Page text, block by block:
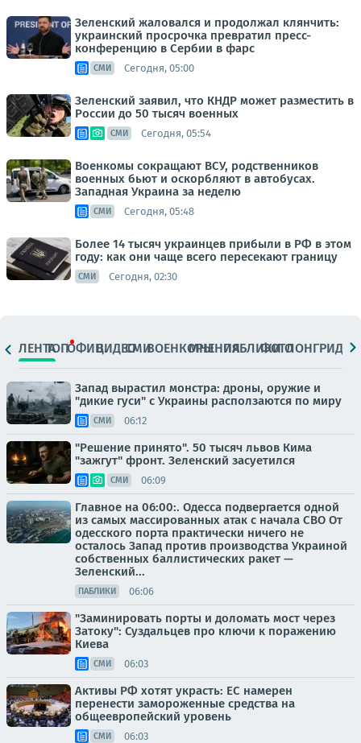
Зеленский жаловался и продолжал клянчить:
украинский просрочка превратил пресс-
конференцию в Сербии в фарс
СМИ Сегодня, 05:00
Зеленский заявил, что КНДР может разместить в
России до 50 тысяч военных
СМИ Сегодня, 05:54
Военкомы сокращают ВСУ, родственников
военных бьют и оскорбляют в автобусах.
Западная Украина за неделю
СМИ Сегодня, 05:48
Более 14 тысяч украинцев прибыли в РФ в этом
году: как они чаще всего пересекают границу
СМИ Сегодня, 02:30
ЛЕНТАТОПОФИЦ.ВИДЕОСМИВОЕНКОРЫМНЕНИЯПАБЛИКИ
ФОТОЛОНГРИДЫ
Запад вырастил монстра: дроны, оружие и
"дикие гуси" с Украины расползаются по миру
СМИ 06:12
"Решение принято". 50 тысяч львов Кима
"зажгут" фронт. Зеленский засуетился
СМИ 06:09
Главное на 06:00:. Одесса подвергается одной
из самых массированных атак с начала СВО От
одесского порта практически ничего не
осталось Запад против производства Украиной
собственных баллистических ракет —
Зеленский...
ПАБЛИКИ 06:06
"Заминировать порты и доломать мост через
Затоку": Суздальцев про ключи к поражению
Киева
СМИ 06:03
Активы РФ хотят украсть: ЕС намерен
перенести замороженные средства на
общеевропейский уровень
СМИ 06:03